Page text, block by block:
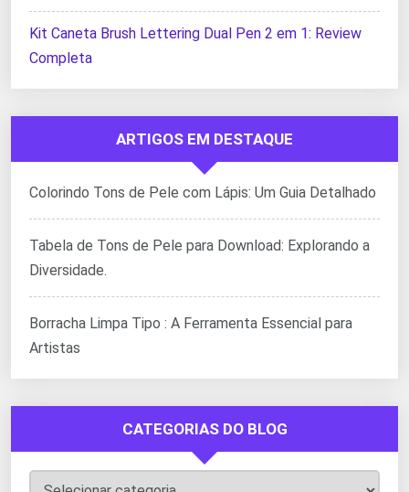
Kit Caneta Brush Lettering Dual Pen 2 em 1: Review
Completa
ARTIGOS EM DESTAQUE
Colorindo Tons de Pele com Lápis: Um Guia Detalhado
Tabela de Tons de Pele para Download: Explorando a
Diversidade.
Borracha Limpa Tipo : A Ferramenta Essencial para
Artistas
CATEGORIAS DO BLOG
Categorias